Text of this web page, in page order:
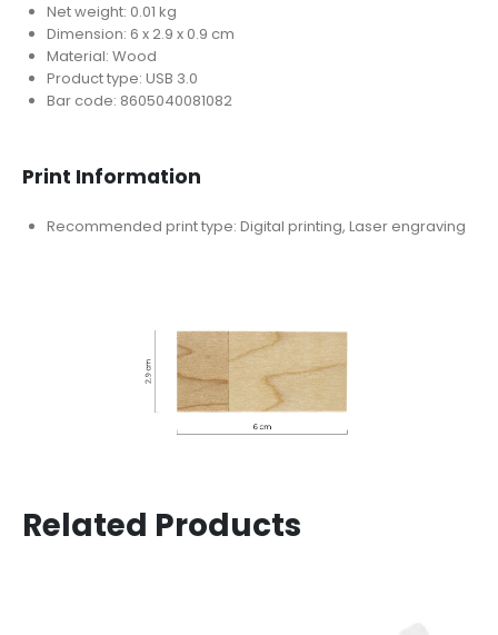
Net weight: 0.01 kg
Dimension: 6 x 2.9 x 0.9 cm
Material: Wood
Product type: USB 3.0
Bar code: 8605040081082
Print Information
Recommended print type: Digital printing, Laser engraving
Related Products